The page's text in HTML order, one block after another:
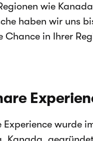
wie
haben wir uns
Chance in Ihrer
Experience wurde